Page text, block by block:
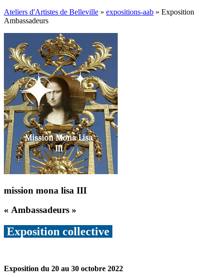
Ateliers d'Artistes de Belleville » expositions-aab » Exposition
Ambassadeurs
mission mona lisa III
« Ambassadeurs »
Exposition collective
Exposition du 20 au 30 octobre 2022